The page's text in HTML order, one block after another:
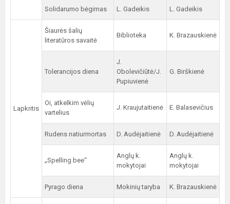
Solidarumo bėgimas L. Gadeikis L. Gadeikis
Lapkritis
Šiaurės šalių
literatūros savaitė
Biblioteka K. Brazauskienė
Tolerancijos diena
J.
Obolevičiūtė/J.
Pupiuvienė
G. Birškienė
Oi, atkelkim vėlių
vartelius
J. Kraujutaitienė E. Balasevičius
Rudens natiurmortas D. Audėjaitienė D. Audėjaitienė
„Spelling bee“
Anglų k.
mokytojai
Anglų k.
mokytojai
Pyrago diena Mokinių taryba K. Brazauskienė